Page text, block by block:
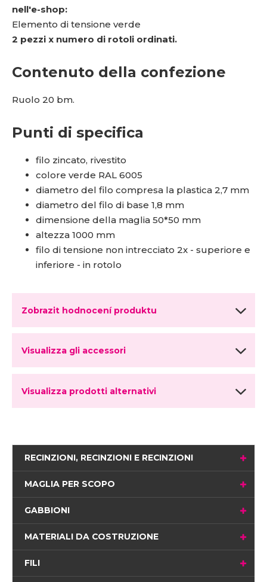
nell'e-shop:
Elemento di tensione verde
2 pezzi x numero di rotoli ordinati.
Contenuto della confezione
Ruolo 20 bm.
Punti di specifica
filo zincato, rivestito
colore verde RAL 6005
diametro del filo compresa la plastica 2,7 mm
diametro del filo di base 1,8 mm
dimensione della maglia 50*50 mm
altezza 1000 mm
filo di tensione non intrecciato 2x - superiore e
inferiore - in rotolo
Zobrazit hodnocení produktu
Visualizza gli accessori
Visualizza prodotti alternativi
RECINZIONI, RECINZIONI E RECINZIONI
MAGLIA PER SCOPO
GABBIONI
MATERIALI DA COSTRUZIONE
FILI